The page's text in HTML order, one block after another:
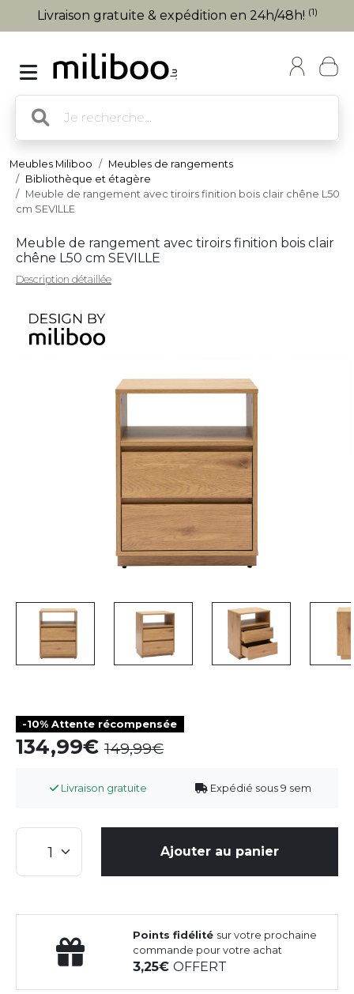
Livraison gratuite & expédition en 24h/48h! (1)
Meubles Miliboo
Meubles de rangements
Bibliothèque et étagère
Meuble de rangement avec tiroirs finition bois clair chêne L50
cm SEVILLE
Meuble de rangement avec tiroirs finition bois clair
chêne L50 cm SEVILLE
Description détaillée
-10% Attente récompensée
134,99 149,99
Livraison gratuite Expédié sous 9 sem
Ajouter au panier
Points fidélité sur votre prochaine
commande pour votre achat
3,25OFFERT